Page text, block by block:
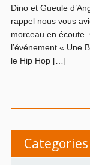
Dino et Gueule
rappel nous vous
morceau en
l’événement « Une
le Hip Hop […]
Categories